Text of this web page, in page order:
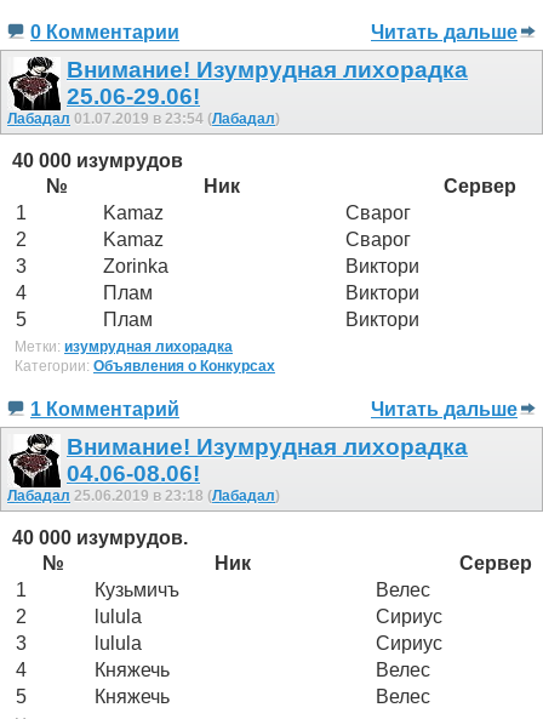
0 Комментарии Читать дальше
Внимание! Изумрудная лихорадка
25.06-29.06!
Лабадал 01.07.2019 в 23:54 (Лабадал)
40 000 изумрудов
№
Ник
Сервер
1
Kamaz
Сварог
2
Kamaz
Сварог
3
Zorinka
Виктори
4
Плам
Виктори
5
Плам Виктори
Метки: изумрудная лихорадка
Категории: Объявления о Конкурсах
1 Комментарий Читать дальше
Внимание! Изумрудная лихорадка
04.06-08.06!
Лабадал 25.06.2019 в 23:18 (Лабадал)
40 000 изумрудов.
№
Ник
Сервер
1
Кузьмичъ
Велес
2
lulula
Сириус
3
lulula
Сириус
4
Княжечь
Велес
5
Княжечь Велес